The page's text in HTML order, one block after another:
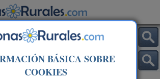
BÁSICA SOBRE
COOKIES